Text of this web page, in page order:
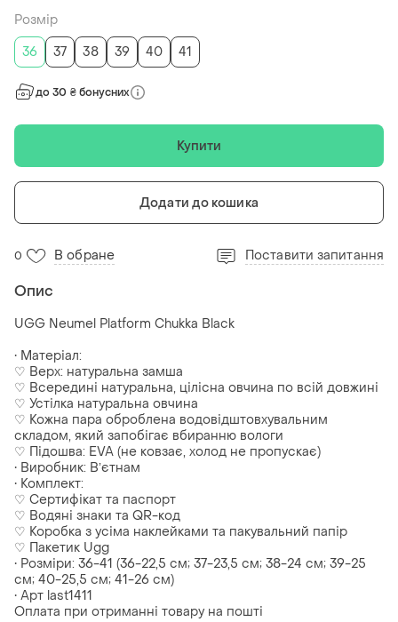
Розмір
36
37 38 39 40 41
до 30 ₴ бонусних
Купити
Додати до кошика
0 В обране Поставити запитання
Опис
UGG Neumel Platform Chukka Black
• Матеріал:
♡ Верх: натуральна замша
♡ Всередині натуральна, цілісна овчина по всій довжині
♡ Устілка натуральна овчина
♡ Кожна пара оброблена водовідштовхувальним
складом, який запобігає вбиранню вологи
♡ Підошва: EVA (не ковзає, холод не пропускає)
• Виробник: Вʼєтнам
• Комплект:
♡ Сертифікат та паспорт
♡ Водяні знаки та QR-код
♡ Коробка з усіма наклейками та пакувальний папір
♡ Пакетик Ugg
• Розміри: 36-41 (36-22,5 см; 37-23,5 см; 38-24 см; 39-25
см; 40-25,5 см; 41-26 см)
• Арт last1411
Оплата при отриманні товару на пошті